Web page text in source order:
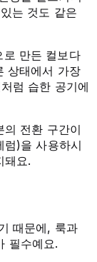
는 것도 같은
로 만든 컬보다
상태에서 가장
럼 습한 공기에
전환 구간이
)을 사용하시
돼요.
때문에, 룩과
필수예요.